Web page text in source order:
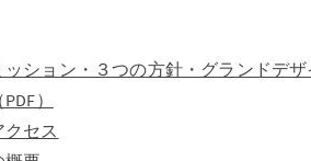
ッション・３つの方針・グランドデ
）
セス